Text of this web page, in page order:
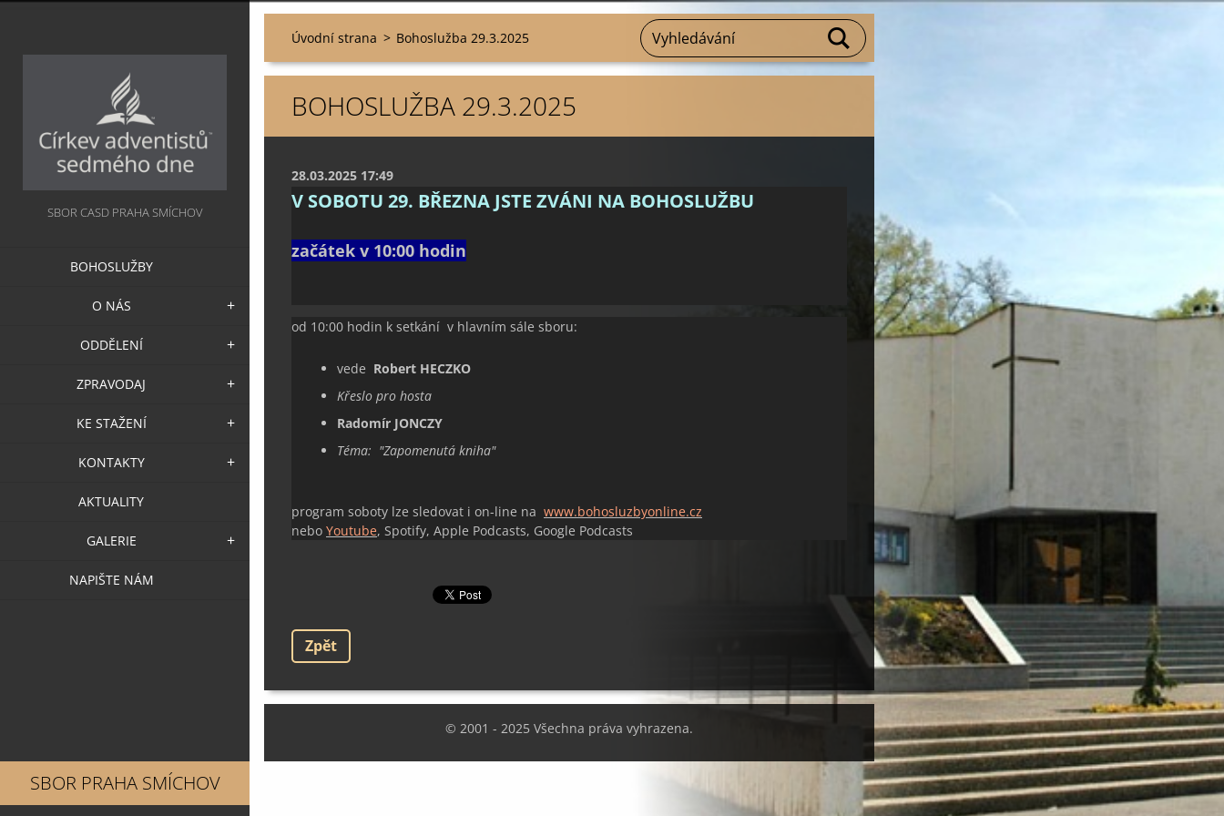
SBOR CASD PRAHA SMÍCHOV
BOHOSLUŽBY
O NÁS
ODDĚLENÍ
ZPRAVODAJ
KE STAŽENÍ
KONTAKTY
AKTUALITY
GALERIE
NAPIŠTE NÁM
SBOR PRAHA SMÍCHOV
Úvodní strana > Bohoslužba 29.3.2025
BOHOSLUŽBA 29.3.2025
28.03.2025 17:49
V SOBOTU 29. BŘEZNA JSTE ZVÁNI NA BOHOSLUŽBU
začátek v 10:00 hodin
od 10:00 hodin k setkání v hlavním sále sboru:
vede Robert HECZKO
Křeslo pro hosta
Radomír JONCZY
Téma: "Zapomenutá kniha"
program soboty lze sledovat i on-line na www.bohosluzbyonline.cz
nebo Youtube, Spotify, Apple Podcasts, Google Podcasts
Zpět
© 2001 - 2025 Všechna práva vyhrazena.